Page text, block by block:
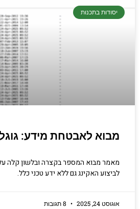
יסודות בתכנות
מבוא לאבטחת מידע: גוגל
מאמר מבוא המספר בקצרה ובלשון קלה על
לביצוע האקינג גם ללא ידע טכני כלל.
אוגוסט 24, 2025